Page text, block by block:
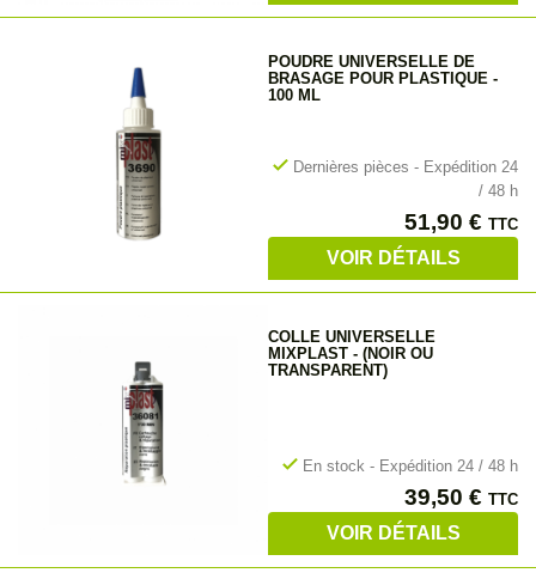
POUDRE UNIVERSELLE DE
BRASAGE POUR PLASTIQUE -
100 ML
check Dernières pièces - Expédition 24
/ 48 h
Prix
51,90 € TTC
VOIR DÉTAILS
COLLE UNIVERSELLE
MIXPLAST - (NOIR OU
TRANSPARENT)
check En stock - Expédition 24 / 48 h
Prix
39,50 € TTC
VOIR DÉTAILS